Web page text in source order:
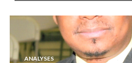
ANALYSES